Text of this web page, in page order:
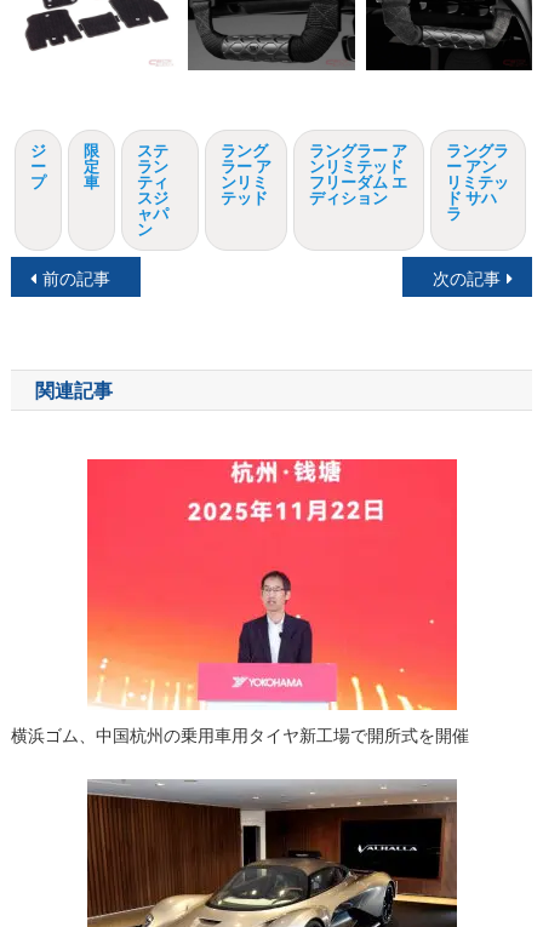
ジ
ー
プ
限
定
車
ステ
ラン
ティ
スジ
ャパ
ン
ラング
ラー ア
ンリミ
テッド
ラングラー ア
ンリミテッド
フリーダム エ
ディション
ラングラ
ー アン
リミテッ
ド サハ
ラ
投
ナ
ビ
前の記事 次の記事
関連記事
横浜ゴム、中国杭州の乗用車用タイヤ新工場で開所式を開催